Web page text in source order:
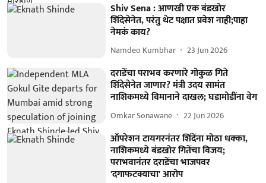
Shiv Sena : आणखी एक बंडखोर
शिंदेसेनेत, परंतु थेट पक्षात प्रवेश नाही;पाहा
नेमकं काय?
Namdeo Kumbhar 23 Jun 2026
दराडेंचा पराभव करणारे गोकुळ गिते
शिंदेसेनेत जाणार? मंत्री उदय सामंत
नाशिकमध्ये विमानाने दाखल; घडामोडींना वेग
Omkar Sonawane 22 Jun 2026
ऑपरेशन टायगरनंतर शिंदेंना मोठा धक्का,
नाशिकमध्ये बंडखोर गितेंचा विजय;
पराभवानंतर दराडेंचा भाजपवर
'दगाफटक्याचा' आरोप